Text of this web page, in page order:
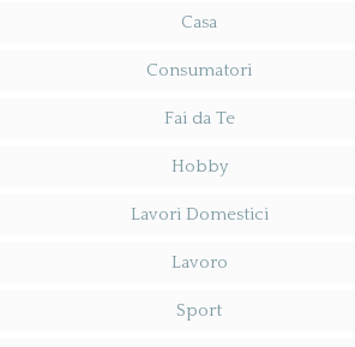
Casa
Consumatori
Fai da Te
Hobby
Lavori Domestici
Lavoro
Sport